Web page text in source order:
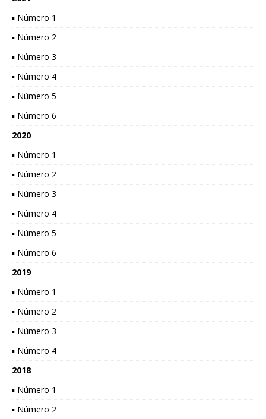
▪ Número 1
▪ Número 2
▪ Número 3
▪ Número 4
▪ Número 5
▪ Número 6
2020
▪ Número 1
▪ Número 2
▪ Número 3
▪ Número 4
▪ Número 5
▪ Número 6
2019
▪ Número 1
▪ Número 2
▪ Número 3
▪ Número 4
2018
▪ Número 1
▪ Número 2